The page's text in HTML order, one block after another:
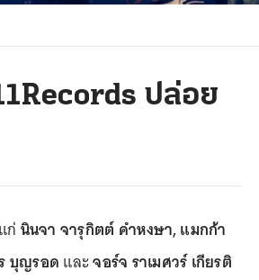
ปล่อย
ก่ นินจา จารุกิตต์ คำหงษา, แมกก้า
บุญรอดและจอร์จ ราเมศวร์ เกียรติ